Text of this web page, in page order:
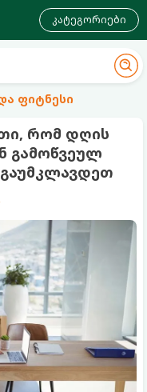
კატეგორიები
ფიტნესი
რომ დღის
გამოწვეულ